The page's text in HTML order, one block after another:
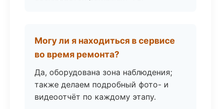
Могу ли я находиться в сервисе
во время ремонта?
Да, оборудована зона наблюдения;
также делаем подробный фото- и
видеоотчёт по каждому этапу.